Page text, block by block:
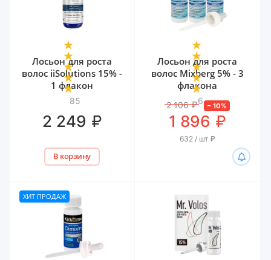
85
Лосьон для роста
волос iiSolutions 15% -
1 флакон
2 249 ₽
В корзину
6
Лосьон для роста
волос Mixberg 5% - 3
флакона
2 106 ₽ –10%
1 896 ₽
632 / шт ₽
ХИТ ПРОДАЖ